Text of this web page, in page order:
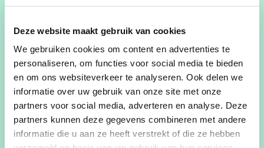
Deze website maakt gebruik van cookies
We gebruiken cookies om content en advertenties te
personaliseren, om functies voor social media te bieden
en om ons websiteverkeer te analyseren. Ook delen we
informatie over uw gebruik van onze site met onze
partners voor social media, adverteren en analyse. Deze
partners kunnen deze gegevens combineren met andere
informatie die u aan ze heeft verstrekt of die ze hebben
Op paasmaandag (6 april)organiseert Jong CD&V
Buggenhout opnieuw een gouden
paaseierenraap!
Locatie: Speelterreinen van De Pit,